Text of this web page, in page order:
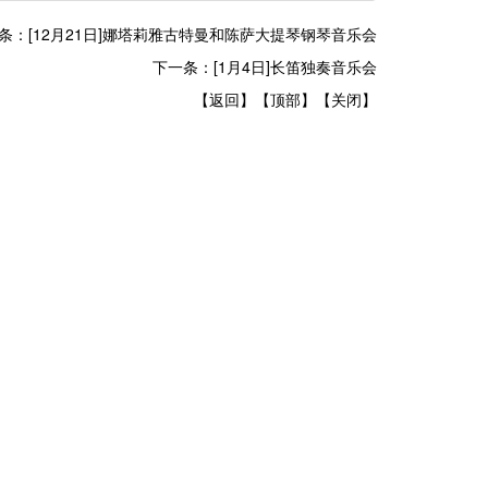
：[12月21日]娜塔莉雅古特曼和陈萨大提琴钢琴音乐会
下一条：[1月4日]长笛独奏音乐会
【返回】
【顶部】 【关闭】